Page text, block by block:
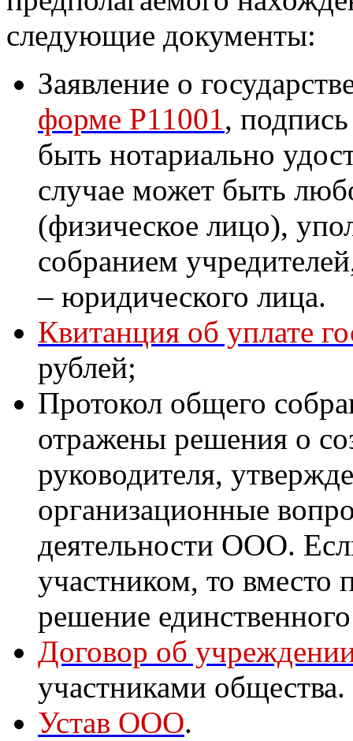
следующие документы:
Заявление о
форме Р11001,
быть нотариально
случае может быть
(физическое лицо),
собранием
– юридического лица.
Квитанция об уплате
рублей;
Протокол общего
отражены решения о
руководителя,
организационные
деятельности ООО.
участником, то вместо
решение
Договор об
участниками общества.
Устав ООО.